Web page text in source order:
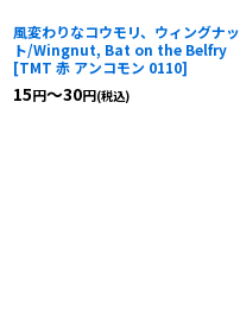
風変わりなコウモリ、ウィングナッ
ト/Wingnut, Bat on the Belfry
[TMT 赤 アンコモン 0110]
15円～30円(税込)